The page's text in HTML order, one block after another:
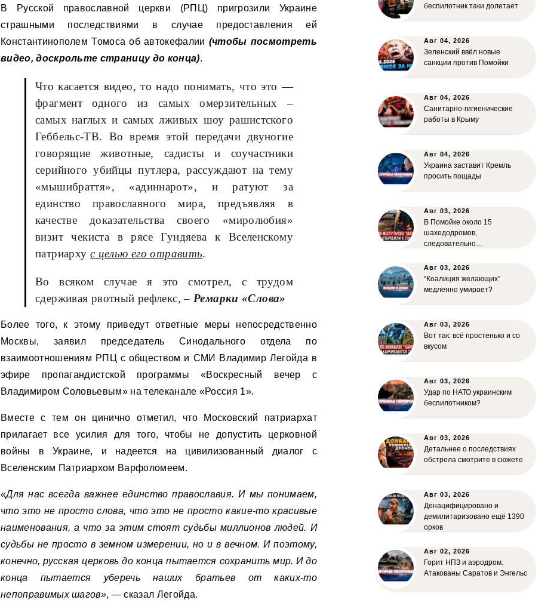
В Русской православной церкви (РПЦ) пригрозили Украине
страшными последствиями в случае предоставления ей
Константинополем Томоса об автокефалии (чтобы посмотреть
видео, доскрольте страницу до конца).
Что касается видео, то надо понимать, что это —
фрагмент одного из самых омерзительных –
самых наглых и самых лживых шоу рашистского
Геббельс-ТВ. Во время этой передачи двуногие
говорящие животные, садисты и соучастники
серийного убийцы путлера, рассуждают на тему
«мышибраття», «адиннарот», и ратуют за
единство православного мира, предъявляя в
качестве доказательства своего «миролюбия»
визит чекиста в рясе Гундяева к Вселенскому
патриарху с целью его отравить.
Во всяком случае я это смотрел, с трудом
сдерживая рвотный рефлекс, – Ремарки «Слова»
Более того, к этому приведут ответные меры непосредственно
Москвы, заявил председатель Синодального отдела по
взаимоотношениям РПЦ с обществом и СМИ Владимир Легойда в
эфире пропагандистской программы «Воскресный вечер с
Владимиром Соловьевым» на телеканале «Россия 1».
Вместе с тем он цинично отметил, что Московский патриархат
прилагает все усилия для того, чтобы не допустить церковной
войны в Украине, и надеется на цивилизованный диалог с
Вселенским Патриархом Варфоломеем.
«Для нас всегда важнее единство православия. И мы понимаем,
что это не просто слова, что это не просто какие-то красивые
наименования, а что за этим стоят судьбы миллионов людей. И
судьбы не просто в земном измерении, но и в вечном. И поэтому,
конечно, русская церковь до конца пытается сохранить мир. И до
конца пытается уберечь наших братьев от каких-то
непоправимых шагов», — сказал Легойда.
беспилотник таки долетает
Авг 04, 2026
Зеленский ввёл новые
санкции против Помойки
Авг 04, 2026
Санитарно-гигиенические
работы в Крыму
Авг 04, 2026
Украина заставит Кремль
просить пощады
Авг 03, 2026
В Помойке около 15
шахедодромов,
следовательно…
Авг 03, 2026
“Коалиция желающих”
медленно умирает?
Авг 03, 2026
Вот так: всё простенько и со
вкусом
Авг 03, 2026
Удар по НАТО украинским
беспилотником?
Авг 03, 2026
Детальнее о последствиях
обстрела смотрите в сюжете
Авг 03, 2026
Денацифицировано и
демилитаризовано ещё 1390
орков
Авг 02, 2026
Горит НПЗ и аэродром.
Атакованы Саратов и Энгельс